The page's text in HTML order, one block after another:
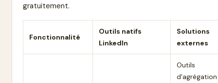
gratuitement.
Fonctionnalité
Outils natifs
LinkedIn
Solutions
externes
Outils
d'agrégation